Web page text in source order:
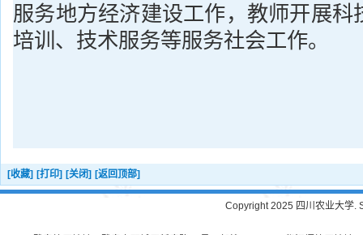
服务地方经济建设工作，教师开展科
培训、技术服务等服务社会工作。
[收藏] [打印] [关闭] [返回顶部]
Copyright 2025 四川农业大学.